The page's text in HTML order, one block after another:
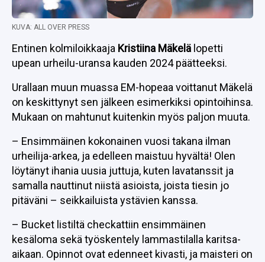
KUVA: ALL OVER PRESS
Entinen kolmiloikkaaja Kristiina Mäkelä lopetti
upean urheilu-uransa kauden 2024 päätteeksi.
Urallaan muun muassa EM-hopeaa voittanut Mäkelä
on keskittynyt sen jälkeen esimerkiksi opintoihinsa.
Mukaan on mahtunut kuitenkin myös paljon muuta.
– Ensimmäinen kokonainen vuosi takana ilman
urheilija-arkea, ja edelleen maistuu hyvältä! Olen
löytänyt ihania uusia juttuja, kuten lavatanssit ja
samalla nauttinut niistä asioista, joista tiesin jo
pitäväni – seikkailuista ystävien kanssa.
– Bucket listiltä checkattiin ensimmäinen
kesäloma sekä työskentely lammastilalla karitsa-
aikaan. Opinnot ovat edenneet kivasti, ja maisteri on